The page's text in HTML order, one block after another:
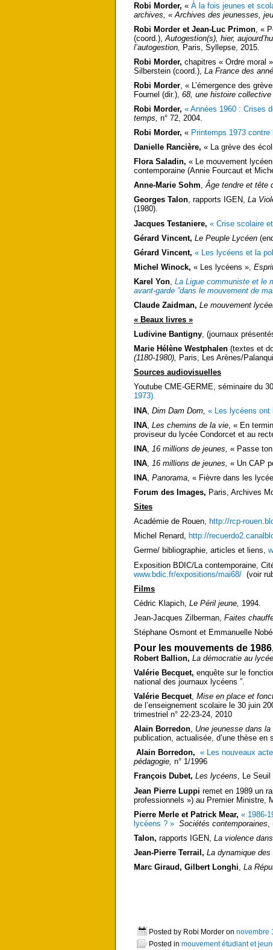
Robi Morder, « À la fois jeunes et
archives, « Archives des jeunesses,
Robi Morder et Jean-Luc Primon , «
(coord.), Autogestion(s), hier,
l’autogestion, Paris, Syllepse, 2015.
Robi Morder, chapitres « Ordre moral
Silberstein (coord.), La France des
Robi Morder , « L’émergence des
Fournel (dir.), 68, une histoire collective
Robi Morder, « Années 1960 : Crises
temps, n° 72, 2004.
Robi Morder, « Printemps 1973
Danielle Rancière, « La grève des
Flora Saladin, « Le mouvement
contemporaine (Annie Fourcaut et
Anne-Marie Sohm,Âge tendre et tête
Georges Talon, rapports IGEN, La
(1980).
Jacques Testaniere, « Crise scolaire
Gérard Vincent, Le Peuple Lycéen
Gérard Vincent, « Les lycéens et la
Michel Winock, « Les lycéens »,
Karel Yon La Ligue communiste et le
avant-garde ”dans le mouvement de
Claude Zaidman, Le mouvement
« Beaux livres »
Ludivine Bantigny, (journaux
Marie Hélène Westphalen (textes et
(1180-1980), Paris, Les Arènes/
Sources audiovisuelles
Youtube CME-GERME, séminaire du
1973).
INA Dim Dam Dom, « Les lycéens ont
INA Les chemins de la vie , « En
proviseur du lycée Condorcet et au
INA
16 millions de jeunes, « Passe ton
INA
16 millions de jeunes, « Un CAP
INA Panorama , « Fièvre dans les
Forum des Images, Paris, Archives
Sites
Académie de Rouen, http://rcp-
Michel Renard, http://
Germe/ bibliographie, articles et liens,
Exposition BDIC/La contemporaine,
www.bdic.fr/expositions/mai68/ (voir
Films
Cédric Klapich, Le Péril jeune, 1994.
Jean-Jacques Zilberman, Faites
Stéphane Osmont et Emmanuelle
Pour les mouvements de
Robert Ballion, La démocratie au lycée
Valérie Becquet, enquête sur le
national des journaux lycéens ”.
Valérie Becquet, Mise en place et
de l’enseignement scolaire le 30 juin
trimestriel n° 22-23-24, 2010
Alain Borredon, Une jeunesse dans
publication, actualisée, d’une thèse en
Alain Borredon, « Les nouveaux
pédagogie, n° 1/1996
François Dubet, Les lycéens, Le Seuil
Jean Pierre Luppi remet en 1989 un
professionnels ») au Premier Ministre,
Pierre Merle et Patrick Mear, « 1986-
lycéens ? » Sociétés contemporaines
Talon, rapports IGEN, La violence
Jean-Pierre Terrail, La dynamique des
Marc Giraud, Gilbert Longhi La
Posted by Robi Morder on novembre
Posted in mouvement étudiant et